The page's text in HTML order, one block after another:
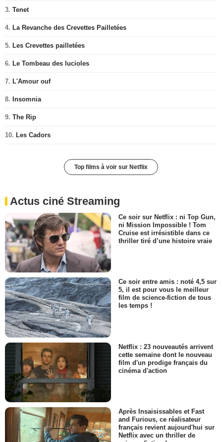
3. Tenet
4. La Revanche des Crevettes Pailletées
5. Les Crevettes pailletées
6. Le Tombeau des lucioles
7. L'Amour ouf
8. Insomnia
9. The Rip
10. Les Cadors
Top films à voir sur Netflix
Actus ciné Streaming
Ce soir sur Netflix : ni Top Gun,
ni Mission Impossible ! Tom
Cruise est irrésistible dans ce
thriller tiré d’une histoire vraie
Ce soir entre amis : noté 4,5 sur
5, il est pour vous le meilleur
film de science-fiction de tous
les temps !
Netflix : 23 nouveautés arrivent
cette semaine dont le nouveau
film d'un prodige français du
cinéma d'action
Après Insaisissables et Fast
and Furious, ce réalisateur
français revient aujourd'hui sur
Netflix avec un thriller de